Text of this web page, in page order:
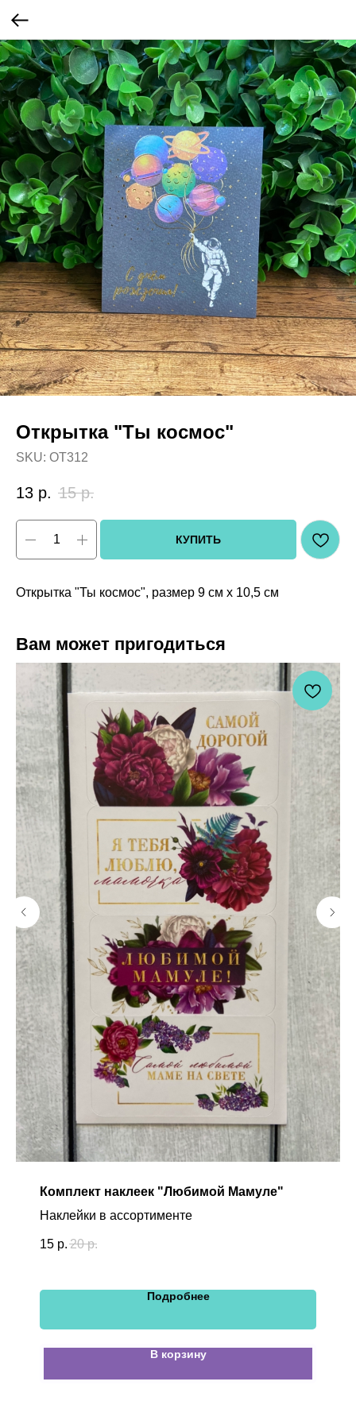
Открытка "Ты космос"
SKU: OT312
13 р. 15 р.
КУПИТЬ
Открытка "Ты космос", размер 9 см х 10,5 см
Вам может пригодиться
Комплект наклеек "Любимой Мамуле"
Наклейки в ассортименте
15 р. 20 р.
Подробнее
В корзину